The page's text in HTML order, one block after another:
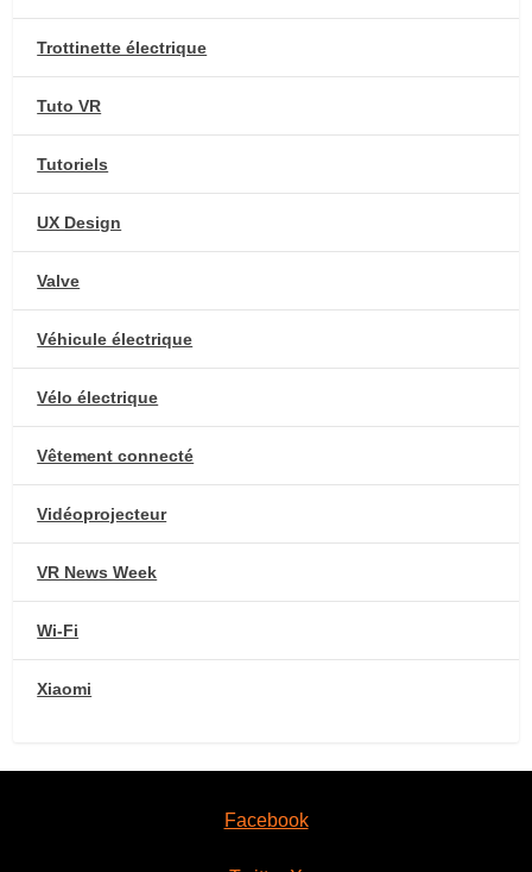
Trottinette électrique
Tuto VR
Tutoriels
UX Design
Valve
Véhicule électrique
Vélo électrique
Vêtement connecté
Vidéoprojecteur
VR News Week
Wi-Fi
Xiaomi
Facebook